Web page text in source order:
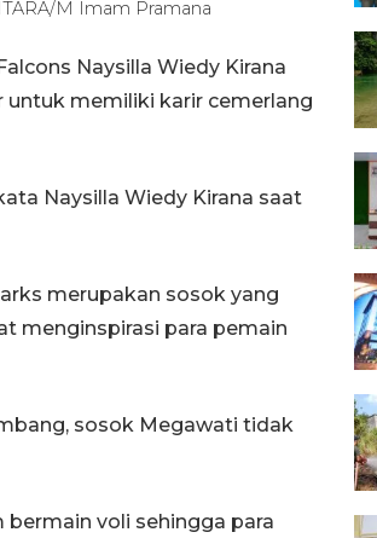
M Imam Pramana
Naysilla Wiedy Kirana
memiliki karir cemerlang
Naysilla Wiedy Kirana saat
merupakan sosok yang
menginspirasi para pemain
sosok Megawati tidak
voli sehingga para